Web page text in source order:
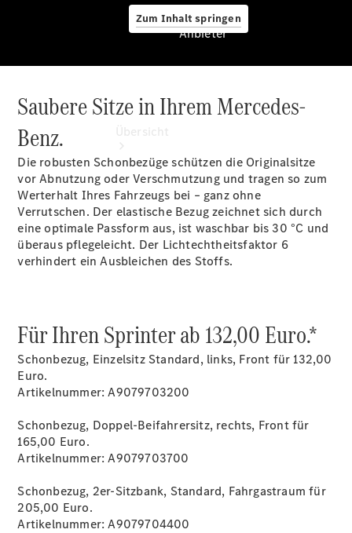
Zum Inhalt springen
Anbieter
Startseite
vereinbaren
Beratung
vereinbaren
vereinbaren
40800 0
Anbieter
Saubere Sitze in Ihrem Mercedes-
Benz.
Die robusten Schonbezüge schützen die Originalsitze
vor Abnutzung oder Verschmutzung und tragen so zum
Werterhalt Ihres Fahrzeugs bei – ganz ohne
Verrutschen. Der elastische Bezug zeichnet sich durch
eine optimale Passform aus, ist waschbar bis 30 °C und
überaus pflegeleicht. Der Lichtechtheitsfaktor 6
verhindert ein Ausbleichen des Stoffs.
Für Ihren Sprinter ab 132,00 Euro.*
Schonbezug, Einzelsitz Standard, links, Front für 132,00
Euro.
Artikelnummer: A9079703200
Schonbezug, Doppel-Beifahrersitz, rechts, Front für
165,00 Euro.
Artikelnummer: A9079703700
Schonbezug, 2er-Sitzbank, Standard, Fahrgastraum für
205,00 Euro.
Artikelnummer: A9079704400